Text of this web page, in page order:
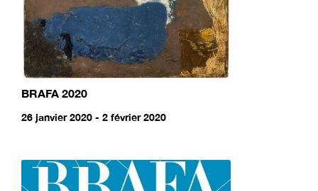
BRAFA 2020
26 janvier 2020 - 2 février 2020